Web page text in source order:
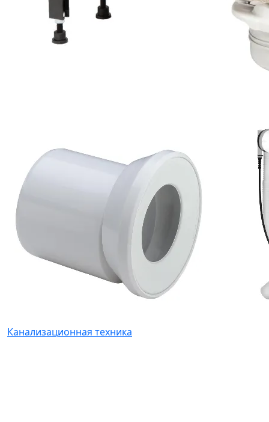
Канализационная техника